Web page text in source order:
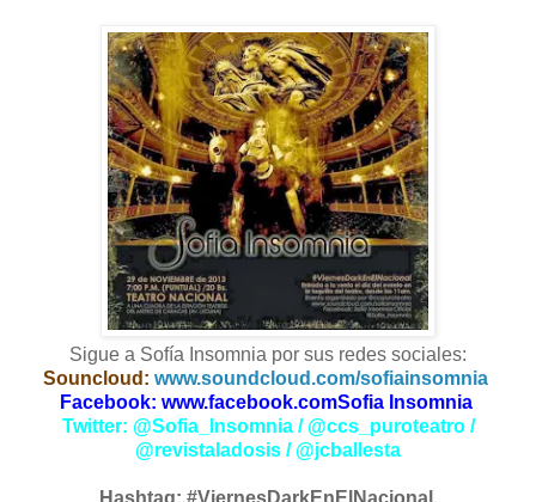
Sigue a Sofía Insomnia por sus redes sociales:
Souncloud: www.soundcloud.com/sofiainsomnia
Facebook: www.facebook.comSofia Insomnia
Twitter: @Sofia_Insomnia / @ccs_puroteatro /
@revistaladosis / @jcballesta
Hashtag: #ViernesDarkEnElNacional.